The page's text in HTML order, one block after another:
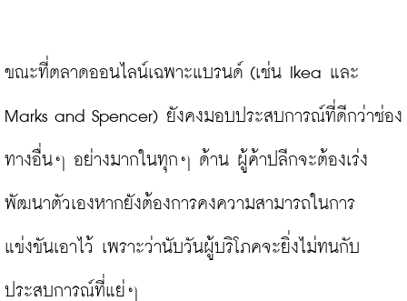
ขณะที่ตลาดออนไลน์เฉพาะแบรนด์ (เช่น Ikea และ
Marks and Spencer) ยังคงมอบประสบการณ์ที่ดีกว่าช่อง
ทางอื่นๆ อย่างมากในทุกๆ ด้าน ผู้ค้าปลีกจะต้องเร่ง
พัฒนาตัวเองหากยังต้องการคงความสามารถในการ
แข่งขันเอาไว้ เพราะว่านับวันผู้บริโภคจะยิ่งไม่ทนกับ
ประสบการณ์ที่แย่ๆ